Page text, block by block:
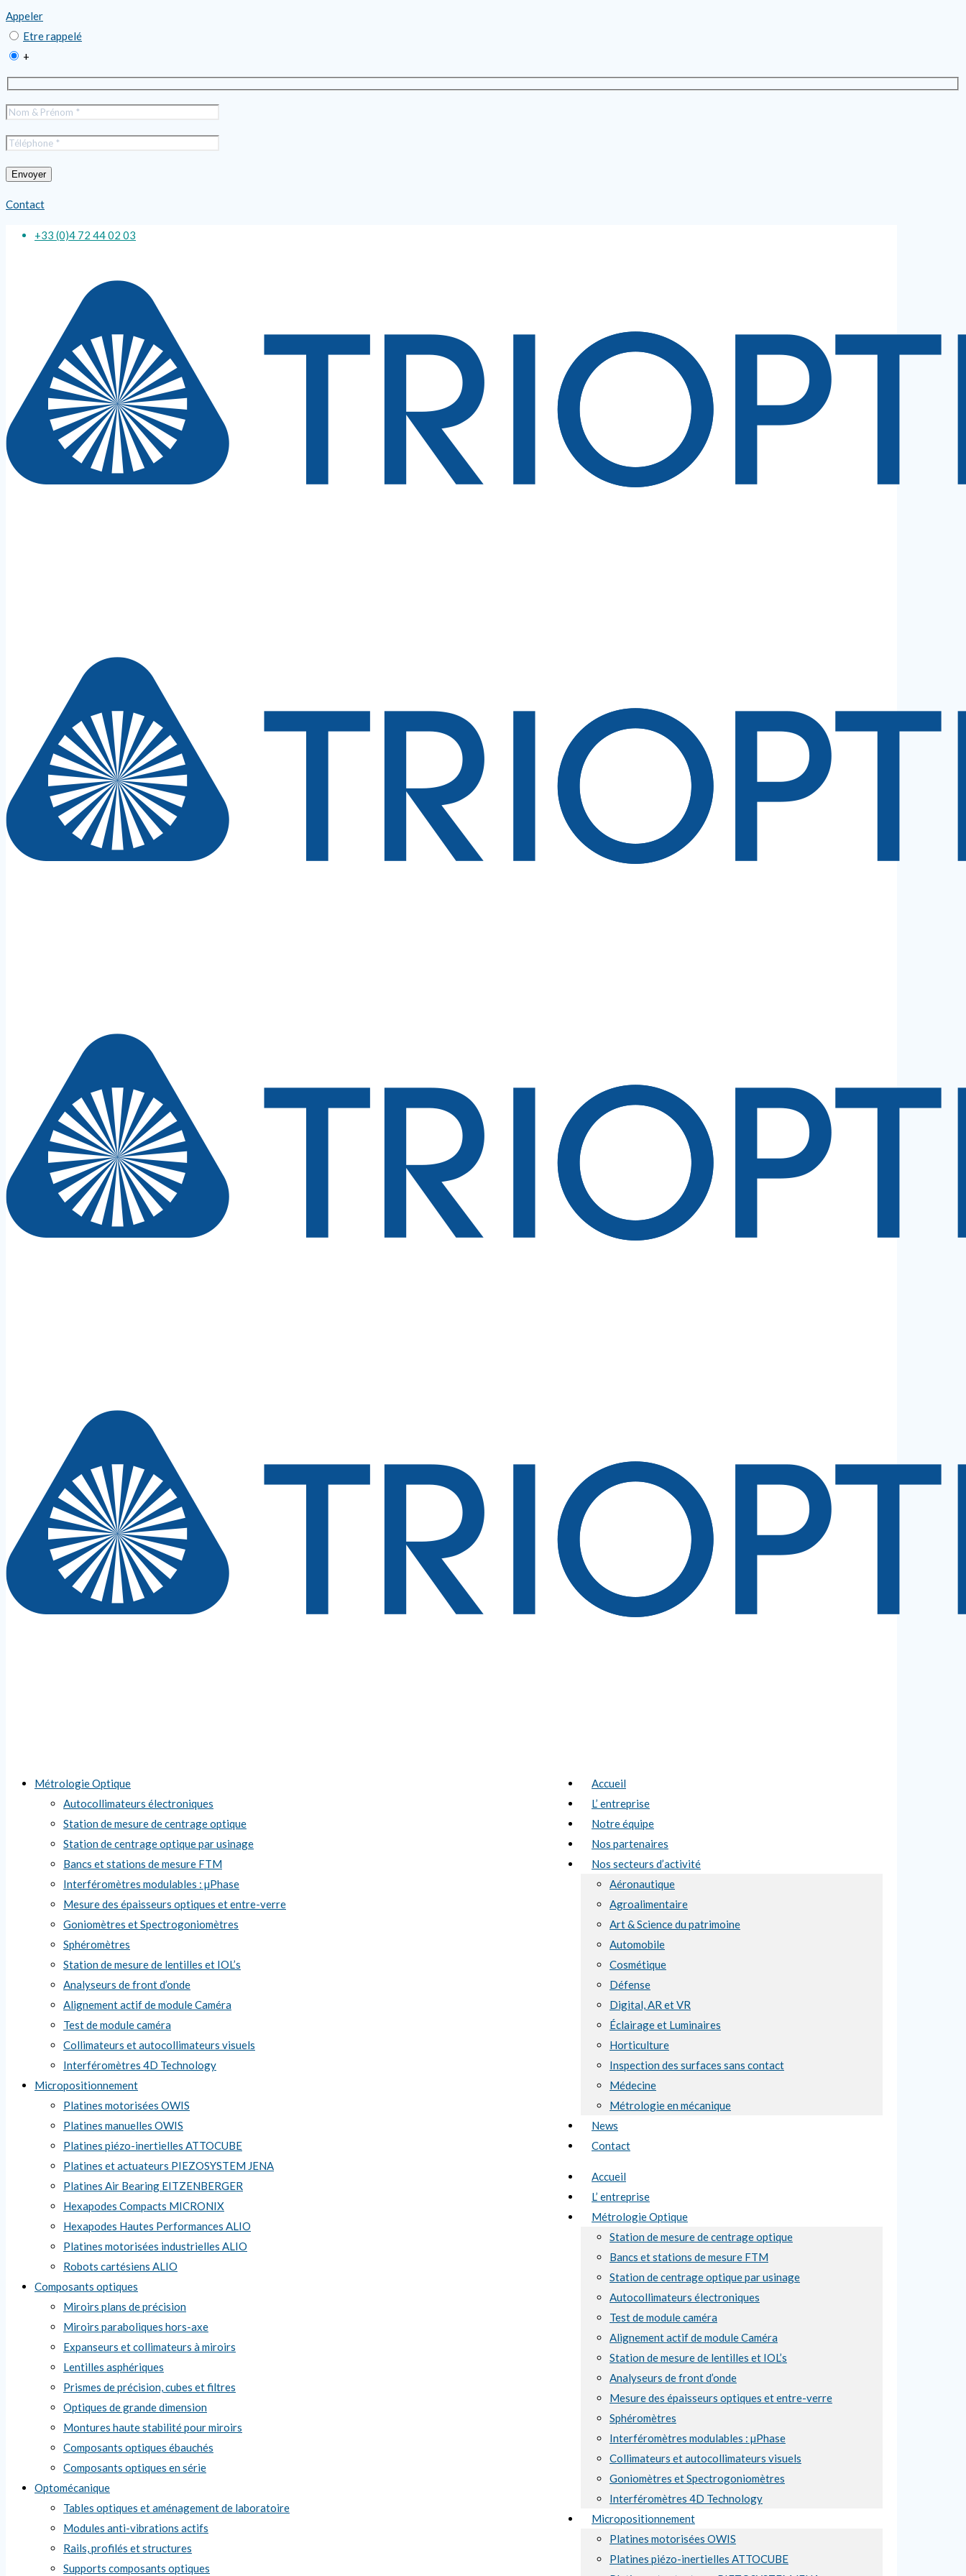
Appeler
Etre rappelé
+
Contact
+33 (0)4 72 44 02 03
Accueil
L’ entreprise
Notre équipe
Nos partenaires
Nos secteurs d’activité
Aéronautique
Agroalimentaire
Art & Science du patrimoine
Automobile
Cosmétique
Défense
Digital, AR et VR
Éclairage et Luminaires
Horticulture
Inspection des surfaces sans contact
Médecine
Métrologie en mécanique
News
Contact
Accueil
L’ entreprise
Métrologie Optique
Station de mesure de centrage optique
Bancs et stations de mesure FTM
Station de centrage optique par usinage
Autocollimateurs électroniques
Test de module caméra
Alignement actif de module Caméra
Station de mesure de lentilles et IOL’s
Analyseurs de front d’onde
Mesure des épaisseurs optiques et entre-verre
Sphéromètres
Interféromètres modulables : µPhase
Collimateurs et autocollimateurs visuels
Goniomètres et Spectrogoniomètres
Interféromètres 4D Technology
Micropositionnement
Platines motorisées OWIS
Platines piézo-inertielles ATTOCUBE
Métrologie Optique
Autocollimateurs électroniques
Station de mesure de centrage optique
Station de centrage optique par usinage
Bancs et stations de mesure FTM
Interféromètres modulables : µPhase
Mesure des épaisseurs optiques et entre-verre
Goniomètres et Spectrogoniomètres
Sphéromètres
Station de mesure de lentilles et IOL’s
Analyseurs de front d’onde
Alignement actif de module Caméra
Test de module caméra
Collimateurs et autocollimateurs visuels
Interféromètres 4D Technology
Micropositionnement
Platines motorisées OWIS
Platines manuelles OWIS
Platines piézo-inertielles ATTOCUBE
Platines et actuateurs PIEZOSYSTEM JENA
Platines Air Bearing EITZENBERGER
Hexapodes Compacts MICRONIX
Hexapodes Hautes Performances ALIO
Platines motorisées industrielles ALIO
Robots cartésiens ALIO
Composants optiques
Miroirs plans de précision
Miroirs paraboliques hors-axe
Expanseurs et collimateurs à miroirs
Lentilles asphériques
Prismes de précision, cubes et filtres
Optiques de grande dimension
Montures haute stabilité pour miroirs
Composants optiques ébauchés
Composants optiques en série
Optomécanique
Tables optiques et aménagement de laboratoire
Modules anti-vibrations actifs
Rails, profilés et structures
Supports composants optiques